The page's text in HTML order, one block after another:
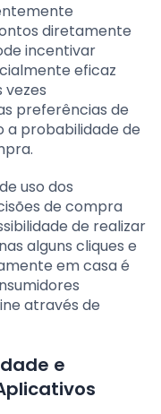
diretamente
incentivar
eficaz
vezes
preferências de
a probabilidade de
uso dos
de compra
de realizar
alguns cliques e
em casa é
através de
e